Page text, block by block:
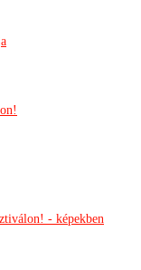
- képekben